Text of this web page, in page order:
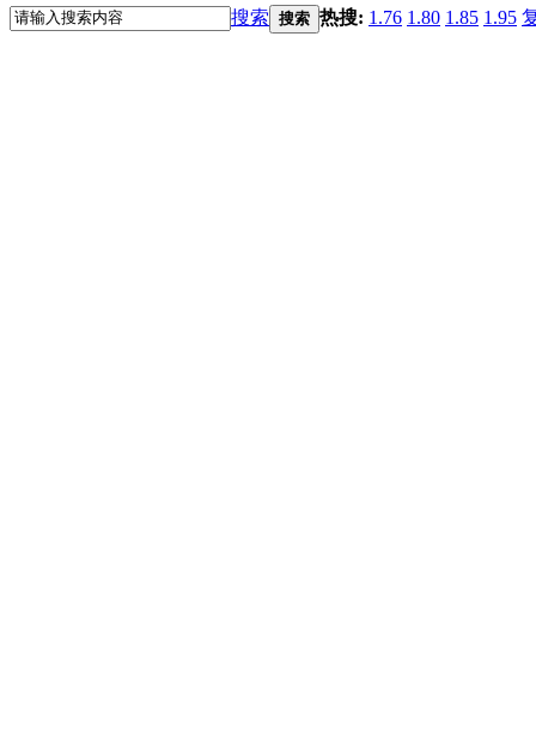
搜索 搜索 热搜: 1.76 1.80 1.85 1.95